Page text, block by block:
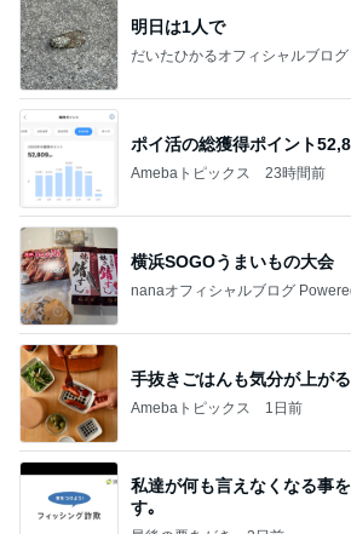
明日は1人で
だいたひかるオフィシャルブログ
ポイ活の総獲得ポイント
Amebaトピックス 23時間前
横浜SOGOうまいもの大会
nanaオフィシャルブログ
手抜きごはんも気分が上が
Amebaトピックス 1日前
私達が何も言えなくなる事
す｡